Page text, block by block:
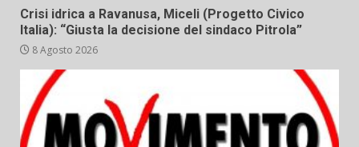
Crisi idrica a Ravanusa, Miceli (Progetto Civico
Italia): “Giusta la decisione del sindaco Pitrola”
8 Agosto 2026